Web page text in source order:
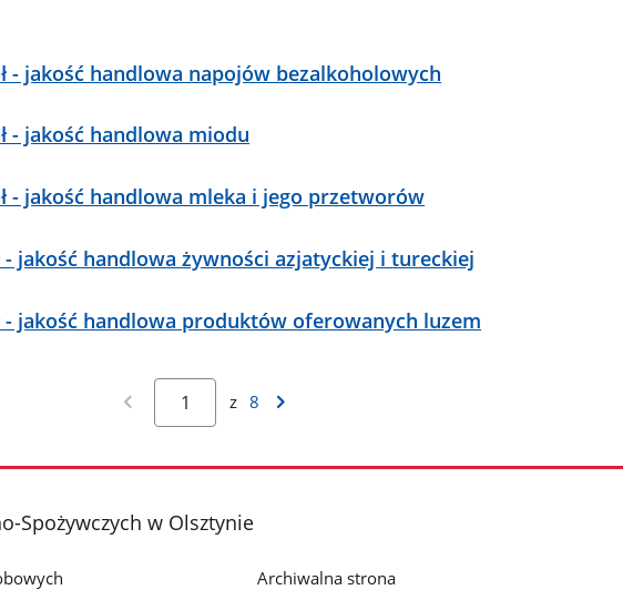
- jakość handlowa napojów bezalkoholowych
- jakość handlowa miodu
- jakość handlowa mleka i jego przetworów
- jakość handlowa żywności azjatyckiej i tureckiej
- jakość handlowa produktów oferowanych luzem
z 8
Spożywczych w Olsztynie
Archiwalna strona